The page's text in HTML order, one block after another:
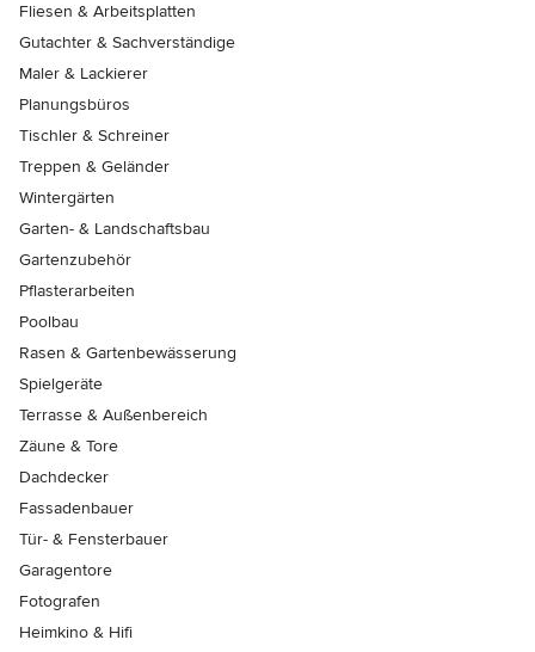
Fliesen & Arbeitsplatten
Gutachter & Sachverständige
Maler & Lackierer
Planungsbüros
Tischler & Schreiner
Treppen & Geländer
Wintergärten
Garten- & Landschaftsbau
Gartenzubehör
Pflasterarbeiten
Poolbau
Rasen & Gartenbewässerung
Spielgeräte
Terrasse & Außenbereich
Zäune & Tore
Dachdecker
Fassadenbauer
Tür- & Fensterbauer
Garagentore
Fotografen
Heimkino & Hifi